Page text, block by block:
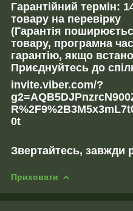
Гарантійний термін:
товару на перевірку
(Гарантія
товару, програмна
гарантію, якщо
Приєднуйтесь до
invite.viber.com/?
0t
Звертайтесь, завжди
Приховати